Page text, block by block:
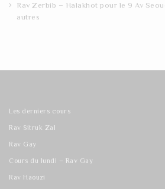
Rav Zerbib – Halakhot pour le 9 Av
autres
Les derniers cours
Rav Sitruk Zal
Rav Gay
Cours du lundi – Rav Gay
Rav Haouzi